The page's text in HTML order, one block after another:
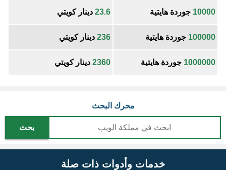
10000 جوردة هايتية 23.6 دينار كويتي
100000 جوردة هايتية 236 دينار كويتي
1000000 جوردة هايتية 2360 دينار كويتي
محرك البحث
بحث
خدمات وأدوات ذات صلة